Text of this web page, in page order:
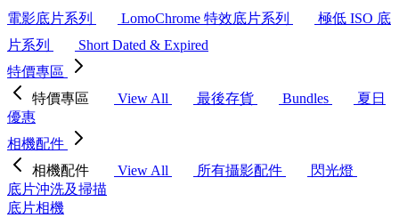
電影底片系列
LomoChrome 特效底片系列
極低 ISO 底
片系列
Short Dated & Expired
特價專區
特價專區
View All 最後存貨 Bundles
夏日
優惠
相機配件
相機配件
View All 所有攝影配件
閃光燈
底片沖洗及掃描
底片相機